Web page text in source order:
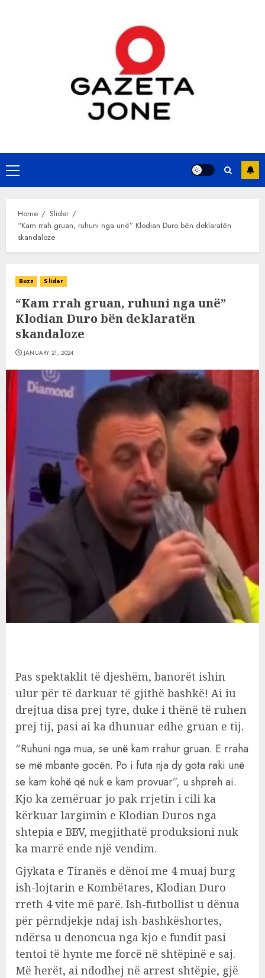
Primary
Menu
Home
Slider
“Kam rrah gruan, ruhuni nga unë” Klodian Duro bën deklaratën
skandaloze
Buzz Slider
“Kam rrah gruan, ruhuni nga unë”
Klodian Duro bën deklaratën
skandaloze
JANUARY 21, 2024
Pas spektaklit të djeshëm, banorët ishin
ulur për të darkuar të gjithë bashkë! Ai iu
drejtua disa prej tyre, duke i thënë të ruhen
prej tij, pasi ai ka dhunuar edhe gruan e tij.
“Ruhuni nga mua, se unë kam rrahur gruan. E rraha
se më mbante gocën. Po i futa nja dy gota raki unë
se kam kohë që nuk e kam provuar”, u shpreh ai.
Kjo ka zemëruar jo pak rrjetin i cili ka
kërkuar largimin e Klodian Duros nga
shtepia e BBV, megjithatë produksioni nuk
ka marrë ende një vendim.
Gjykata e Tiranës e dënoi me 4 muaj burg
ish-lojtarin e Kombëtares, Klodian Duro
rreth 4 vite më parë. Ish-futbollist u dënua
për përndjekje ndaj ish-bashkëshortes,
ndërsa u denoncua nga kjo e fundit pasi
tentoi të hynte me forcë në shtëpinë e saj.
Më herët, ai ndodhej në arrest shtëpie, gjë